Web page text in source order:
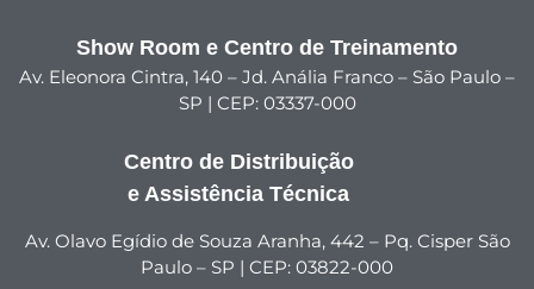
Show Room e Centro de Treinamento
Av. Eleonora Cintra, 140 – Jd. Anália Franco – São Paulo –
SP | CEP: 03337-000
Centro de Distribuição
e Assistência Técnica
Av. Olavo Egídio de Souza Aranha, 442 – Pq. Cisper São
Paulo – SP | CEP: 03822-000